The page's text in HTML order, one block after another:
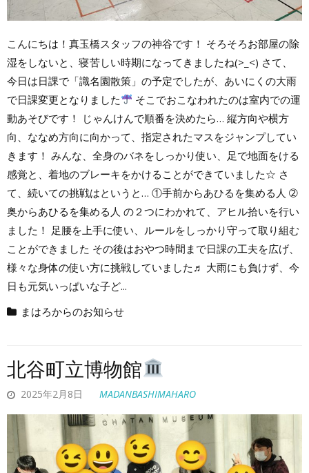
こんにちは！真玉橋スタッフの神谷です！ そろそろお部屋の除
湿をしないと、寝苦しい時期になってきましたね(>_<) さて、
今日は日課で「識名園散策」の予定でしたが、あいにくの大雨
で日課変更となりました
そこでおこなわれたのは室内での運
動あそびです！ じゃんけんで順番を決めたら… 縦方向や横方
向、ななめ方向に向かって、指定されたマスをジャンプしてい
きます！ みんな、全身のバネをしっかり使い、足で地面をける
感覚と、着地のブレーキをかけることができていました☆ さ
て、続いての挑戦はというと… ①手前からあひるを集める人 ➁
奥からあひるを集める人 の２つにわかれて、アヒル拾いを行い
ました！ 足腰を上手に使い、ルールをしっかり守って取り組む
ことができました その後はおやつ時間まで日課の工夫を広げ、
様々な身体の使い方に挑戦していました♬ 大雨にも負けず、今
日も元気いっぱいな子ど...
まはろからのお知らせ
北谷町立博物館
2025年2月8日 MADANBASHIMAHARO